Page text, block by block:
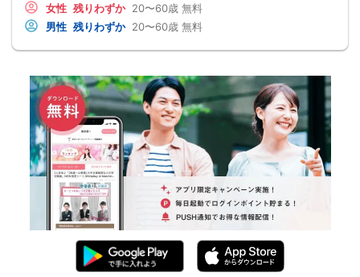
女性 残りわずか 20〜60歳 無料
男性 残りわずか 20〜60歳 無料